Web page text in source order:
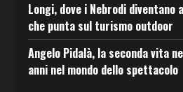
Longi, dove i Nebrodi
che punta sul turismo outdoor
Angelo Pidalà, la seconda vita
anni nel mondo dello spettacolo